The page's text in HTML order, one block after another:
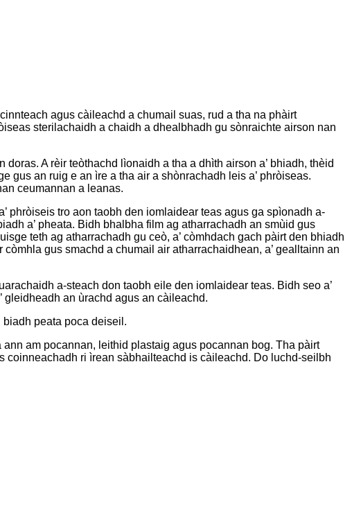
agus càileachd a chumail suas, rud a tha na phàirt
sterilachaidh a chaidh a dhealbhadh gu sònraichte airson nan
A rèir teòthachd lìonaidh a tha a dhìth airson a’ bhiadh, thèid
gus an ruig e an ìre a tha air a shònrachadh leis a’ phròiseas.
ceumannan a leanas.
phròiseis tro aon taobh den iomlaidear teas agus ga spìonadh a-
a’ pheata. Bidh bhalbha film ag atharrachadh an smùid gus
teth ag atharrachadh gu ceò, a’ còmhdach gach pàirt den bhiadh
gus smachd a chumail air atharrachaidhean, a’ gealltainn an
a-steach don taobh eile den iomlaidear teas. Bidh seo a’
gleidheadh ​​an ùrachd agus an càileachd.
peata poca deiseil.
am pocannan, leithid plastaig agus pocannan bog. Tha pàirt
coinneachadh ri ìrean sàbhailteachd is càileachd. Do luchd-seilbh